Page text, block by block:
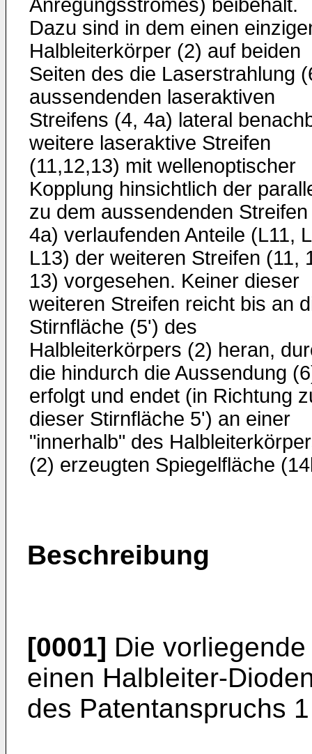
Anregungsstromes) beibehält.
Dazu sind in dem einen
Halbleiterkörper (2) auf beiden
Seiten des die Laserstrahlung
aussendenden laseraktiven
Streifens (4, 4a) lateral
weitere laseraktive Streifen
(11,12,13) mit wellenoptischer
Kopplung hinsichtlich der
zu dem aussendenden
4a) verlaufenden Anteile (L11,
L13) der weiteren Streifen (11,
13) vorgesehen. Keiner dieser
weiteren Streifen reicht bis an
Stirnfläche (5') des
Halbleiterkörpers (2) heran,
die hindurch die Aussendung
erfolgt und endet (in Richtung
dieser Stirnfläche 5') an einer
"innerhalb" des
(2) erzeugten Spiegelfläche
Beschreibung
[0001] Die
einen Halbleiter-
des Patentanspruchs